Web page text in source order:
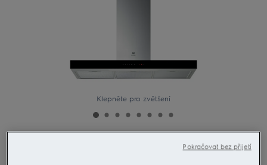
Klepněte pro zvětšení
Pokračovat bez přijetí